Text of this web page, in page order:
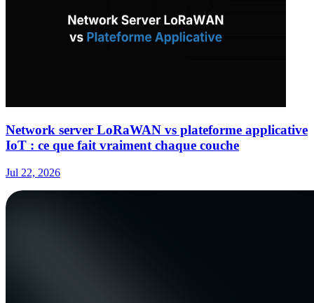
Network server LoRaWAN vs plateforme applicative
IoT : ce que fait vraiment chaque couche
Jul 22, 2026